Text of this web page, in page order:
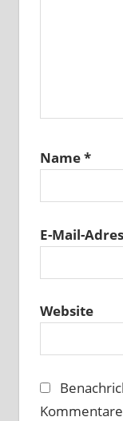
Name*
E-Mail-
Website